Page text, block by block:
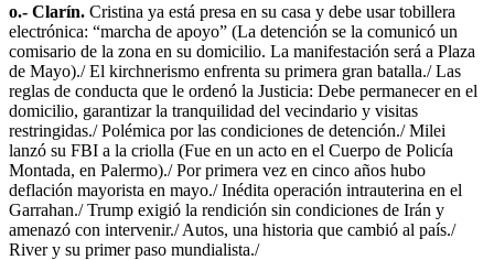
o.- Clarín. Cristina ya está presa en su casa y debe usar tobillera
electrónica: “marcha de apoyo” (La detención se la comunicó un
comisario de la zona en su domicilio. La manifestación será a Plaza
de Mayo)./ El kirchnerismo enfrenta su primera gran batalla./ Las
reglas de conducta que le ordenó la Justicia: Debe permanecer en el
domicilio, garantizar la tranquilidad del vecindario y visitas
restringidas./ Polémica por las condiciones de detención./ Milei
lanzó su FBI a la criolla (Fue en un acto en el Cuerpo de Policía
Montada, en Palermo)./ Por primera vez en cinco años hubo
deflación mayorista en mayo./ Inédita operación intrauterina en el
Garrahan./ Trump exigió la rendición sin condiciones de Irán y
amenazó con intervenir./ Autos, una historia que cambió al país./
River y su primer paso mundialista./